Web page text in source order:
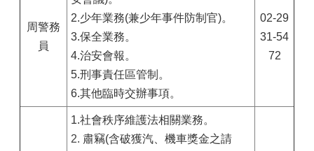
周警務
員
2.少年業務(兼少年事件防制官)。
3.保全業務。
4.治安會報。
5.刑事責任區管制。
6.其他臨時交辦事項。
02-29
31-54
72
1.社會秩序維護法相關業務。
2. 肅竊(含破獲汽、機車獎金之請